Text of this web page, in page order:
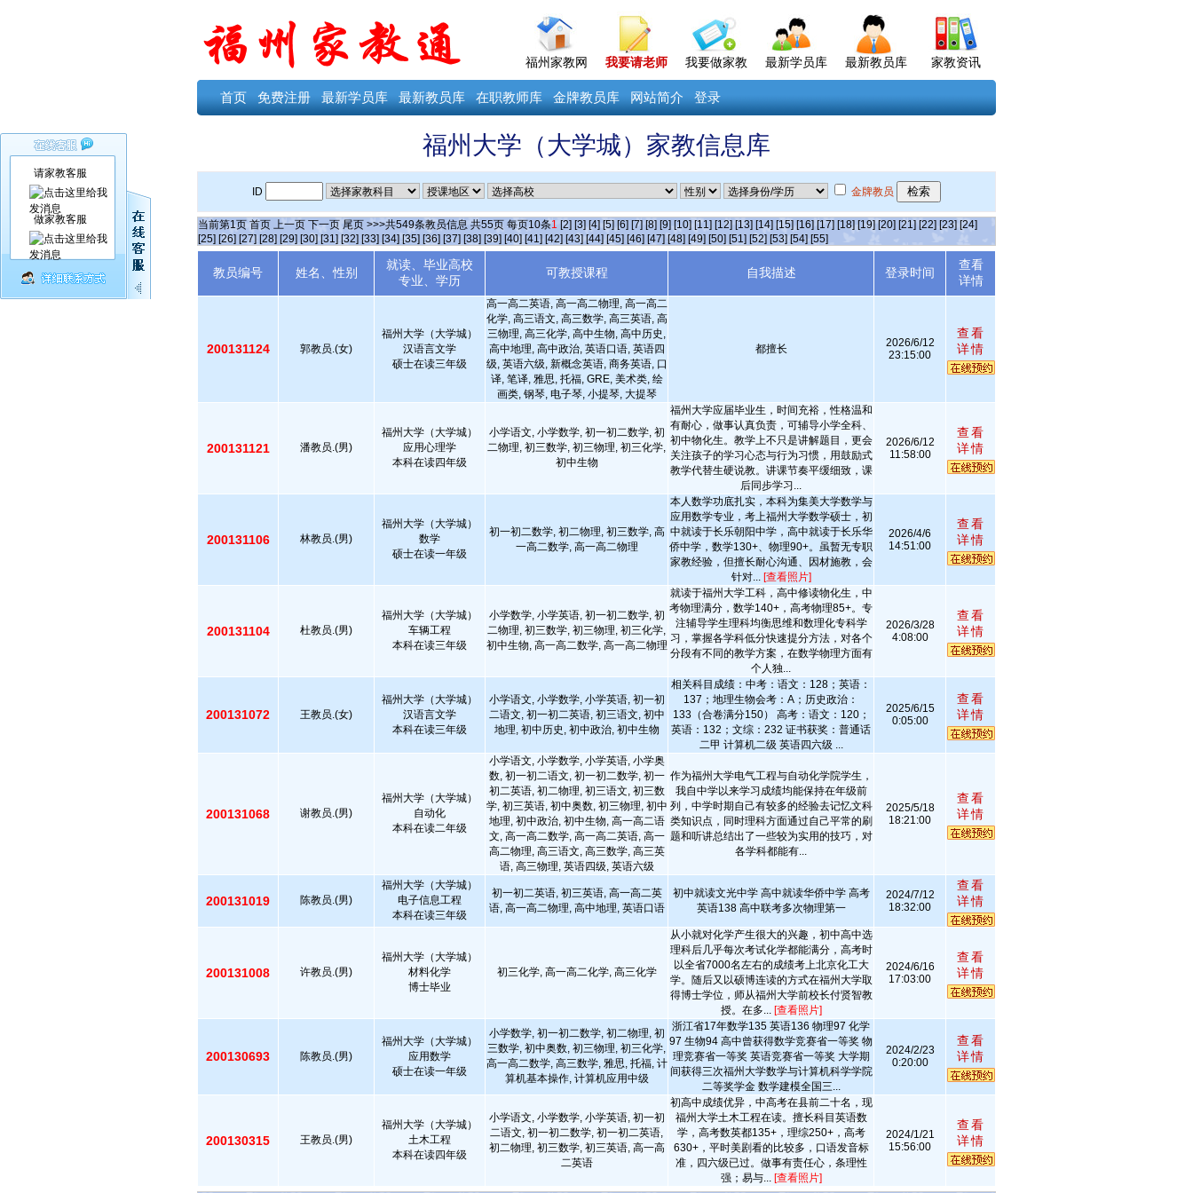
福州家教网 我要请老师 我要做家教 最新学员库 最新教员库 家教资讯
首页 免费注册 最新学员库 最新教员库 在职教师库 金牌教员库 网站简介 登录
福州大学（大学城）家教信息库
ID 金牌教员
当前第1页 首页 上一页 下一页 尾页 >>>共549条教员信息 共55页 每页10条1 [2] [3] [4] [5] [6] [7] [8] [9] [10] [11] [12] [13] [14] [15] [16] [17] [18] [19] [20] [21] [22] [23] [24]
[25] [26] [27] [28] [29] [30] [31] [32] [33] [34] [35] [36] [37] [38] [39] [40] [41] [42] [43] [44] [45] [46] [47] [48] [49] [50] [51] [52] [53] [54] [55]
教员编号 姓名、性别
就读、毕业高校
专业、学历
可教授课程 自我描述 登录时间
查看
详情
200131124 郭教员.(女)
福州大学（大学城）
汉语言文学
硕士在读三年级
高一高二英语, 高一高二物理, 高一高二
化学, 高三语文, 高三数学, 高三英语, 高
三物理, 高三化学, 高中生物, 高中历史,
高中地理, 高中政治, 英语口语, 英语四
级, 英语六级, 新概念英语, 商务英语, 口
译, 笔译, 雅思, 托福, GRE, 美术类, 绘
画类, 钢琴, 电子琴, 小提琴, 大提琴
都擅长
2026/6/12
23:15:00
查看
详情
200131121 潘教员.(男)
福州大学（大学城）
应用心理学
本科在读四年级
小学语文, 小学数学, 初一初二数学, 初
二物理, 初三数学, 初三物理, 初三化学,
初中生物
福州大学应届毕业生，时间充裕，性格温和
有耐心，做事认真负责，可辅导小学全科、
初中物化生。教学上不只是讲解题目，更会
关注孩子的学习心态与行为习惯，用鼓励式
教学代替生硬说教。讲课节奏平缓细致，课
后同步学习...
2026/6/12
11:58:00
查看
详情
200131106 林教员.(男)
福州大学（大学城）
数学
硕士在读一年级
初一初二数学, 初二物理, 初三数学, 高
一高二数学, 高一高二物理
本人数学功底扎实，本科为集美大学数学与
应用数学专业，考上福州大学数学硕士，初
中就读于长乐朝阳中学，高中就读于长乐华
侨中学，数学130+、物理90+。虽暂无专职
家教经验，但擅长耐心沟通、因材施教，会
针对... [查看照片]
2026/4/6
14:51:00
查看
详情
200131104 杜教员.(男)
福州大学（大学城）
车辆工程
本科在读三年级
小学数学, 小学英语, 初一初二数学, 初
二物理, 初三数学, 初三物理, 初三化学,
初中生物, 高一高二数学, 高一高二物理
就读于福州大学工科，高中修读物化生，中
考物理满分，数学140+，高考物理85+。专
注辅导学生理科均衡思维和数理化专科学
习，掌握各学科低分快速提分方法，对各个
分段有不同的教学方案，在数学物理方面有
个人独...
2026/3/28
4:08:00
查看
详情
200131072 王教员.(女)
福州大学（大学城）
汉语言文学
本科在读三年级
小学语文, 小学数学, 小学英语, 初一初
二语文, 初一初二英语, 初三语文, 初中
地理, 初中历史, 初中政治, 初中生物
相关科目成绩：中考：语文：128；英语：
137；地理生物会考：A；历史政治：
133（合卷满分150） 高考：语文：120；
英语：132；文综：232 证书获奖：普通话
二甲 计算机二级 英语四六级 ...
2025/6/15
0:05:00
查看
详情
200131068 谢教员.(男)
福州大学（大学城）
自动化
本科在读二年级
小学语文, 小学数学, 小学英语, 小学奥
数, 初一初二语文, 初一初二数学, 初一
初二英语, 初二物理, 初三语文, 初三数
学, 初三英语, 初中奥数, 初三物理, 初中
地理, 初中政治, 初中生物, 高一高二语
文, 高一高二数学, 高一高二英语, 高一
高二物理, 高三语文, 高三数学, 高三英
语, 高三物理, 英语四级, 英语六级
作为福州大学电气工程与自动化学院学生，
我自中学以来学习成绩均能保持在年级前
列，中学时期自己有较多的经验去记忆文科
类知识点，同时理科方面通过自己平常的刷
题和听讲总结出了一些较为实用的技巧，对
各学科都能有...
2025/5/18
18:21:00
查看
详情
200131019 陈教员.(男)
福州大学（大学城）
电子信息工程
本科在读三年级
初一初二英语, 初三英语, 高一高二英
语, 高一高二物理, 高中地理, 英语口语
初中就读文光中学 高中就读华侨中学 高考
英语138 高中联考多次物理第一
2024/7/12
18:32:00
查看
详情
200131008 许教员.(男)
福州大学（大学城）
材料化学
博士毕业
初三化学, 高一高二化学, 高三化学
从小就对化学产生很大的兴趣，初中高中选
理科后几乎每次考试化学都能满分，高考时
以全省7000名左右的成绩考上北京化工大
学。随后又以硕博连读的方式在福州大学取
得博士学位，师从福州大学前校长付贤智教
授。在多... [查看照片]
2024/6/16
17:03:00
查看
详情
200130693 陈教员.(男)
福州大学（大学城）
应用数学
硕士在读一年级
小学数学, 初一初二数学, 初二物理, 初
三数学, 初中奥数, 初三物理, 初三化学,
高一高二数学, 高三数学, 雅思, 托福, 计
算机基本操作, 计算机应用中级
浙江省17年数学135 英语136 物理97 化学
97 生物94 高中曾获得数学竞赛省一等奖 物
理竞赛省一等奖 英语竞赛省一等奖 大学期
间获得三次福州大学数学与计算机科学学院
二等奖学金 数学建模全国三...
2024/2/23
0:20:00
查看
详情
200130315 王教员.(男)
福州大学（大学城）
土木工程
本科在读四年级
小学语文, 小学数学, 小学英语, 初一初
二语文, 初一初二数学, 初一初二英语,
初二物理, 初三数学, 初三英语, 高一高
二英语
初高中成绩优异，中高考在县前二十名，现
福州大学土木工程在读。擅长科目英语数
学，高考数英都135+，理综250+，高考
630+，平时美剧看的比较多，口语发音标
准，四六级已过。做事有责任心，条理性
强；易与... [查看照片]
2024/1/21
15:56:00
查看
详情
请家教客服
做家教客服